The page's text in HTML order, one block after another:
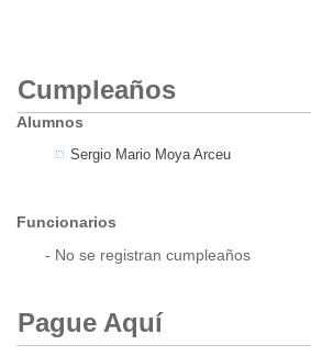
Cumpleaños
Alumnos
Sergio Mario Moya Arceu
Funcionarios
- No se registran cumpleaños
Pague Aquí